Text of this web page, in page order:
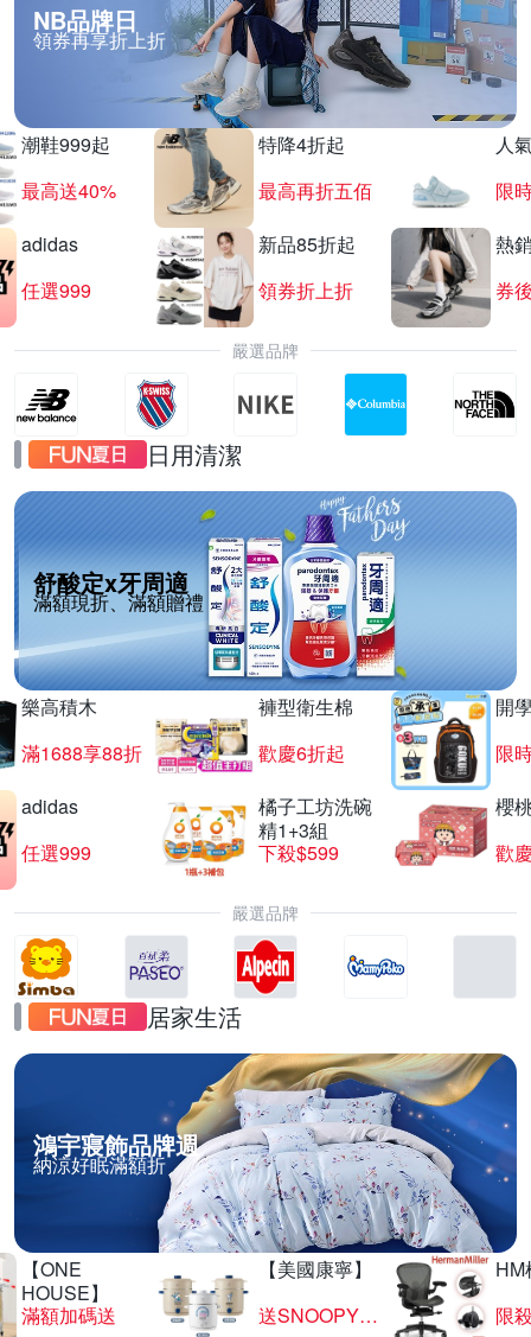
NB品牌日
領券再享折上折
潮鞋999起
最高送40%
特降4折起
最高再折五佰
人
限
adidas
任選999
新品85折起
領券折上折
熱
券
嚴選品牌
日用清潔
舒酸定x牙周適
滿額現折、滿額贈禮
樂高積木
滿1688享88折
褲型衛生棉
歡慶6折起
開
限
adidas
任選999
橘子工坊洗碗
精1+3組
下殺$599
櫻
歡
嚴選品牌
居家生活
鴻宇寢飾品牌週
納涼好眠滿額折
【ONE
HOUSE】
滿額加碼送
【美國康寧】
送SNOOPY匙筷組
HM
限